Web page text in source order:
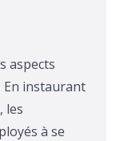
aspects
En instaurant
les
à se